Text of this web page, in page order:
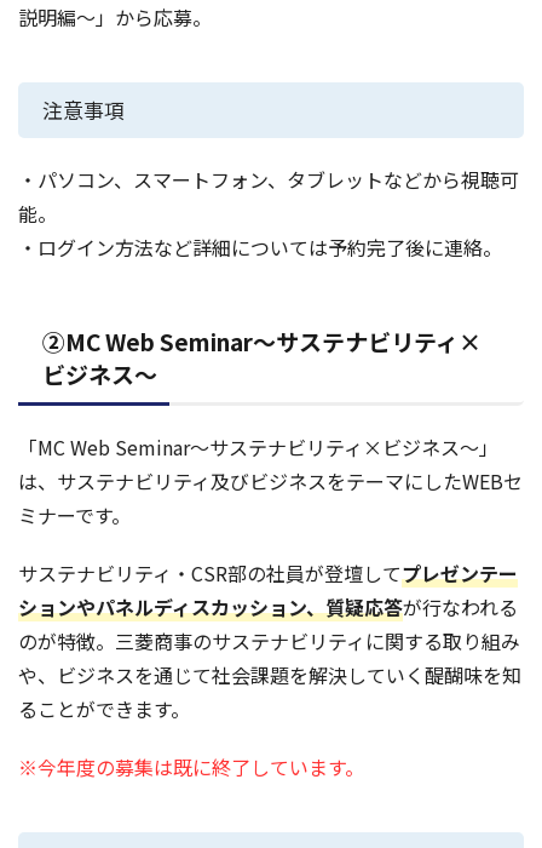
説明編～」から応募。
注意事項
・パソコン、スマートフォン、タブレットなどから視聴可
能。
・ログイン方法など詳細については予約完了後に連絡。
②MC Web Seminar～サステナビリティ×
ビジネス～
「MC Web Seminar～サステナビリティ×ビジネス～」
は、サステナビリティ及びビジネスをテーマにしたWEBセ
ミナーです。
サステナビリティ・CSR部の社員が登壇してプレゼンテー
ションやパネルディスカッション、質疑応答が行なわれる
のが特徴。三菱商事のサステナビリティに関する取り組み
や、ビジネスを通じて社会課題を解決していく醍醐味を知
ることができます。
※今年度の募集は既に終了しています。